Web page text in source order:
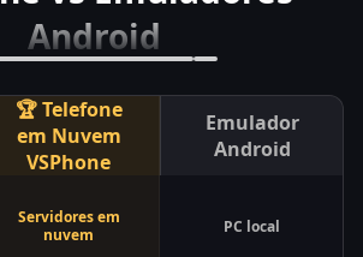
Android
🏆 Telefone
em Nuvem
VSPhone
Emulador
Android
Servidores em
nuvem
PC local